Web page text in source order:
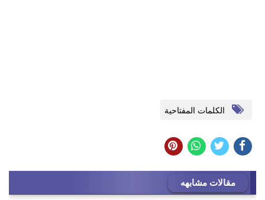
الكلمات المفتاحية
مقالات مشابهه